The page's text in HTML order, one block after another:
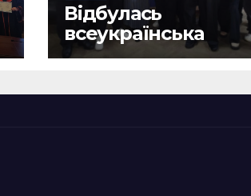
Відбулась
всеукраїнська
науково-
«Сучасні виклики